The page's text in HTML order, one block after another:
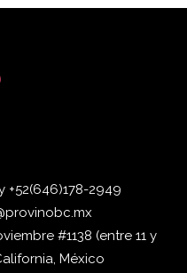
+52(646)178-2949
#1138 (entre 11 y
México